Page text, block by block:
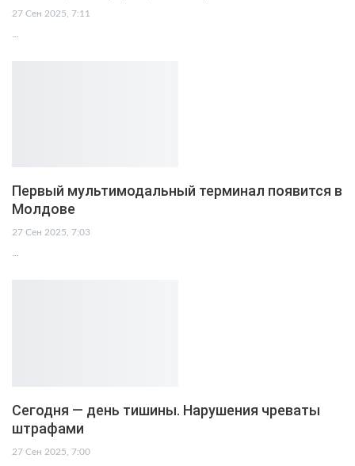
27 Сен 2025, 7:11
…
Первый мультимодальный терминал появится в
Молдове
27 Сен 2025, 7:03
…
Сегодня — день тишины. Нарушения чреваты
штрафами
27 Сен 2025, 7:00